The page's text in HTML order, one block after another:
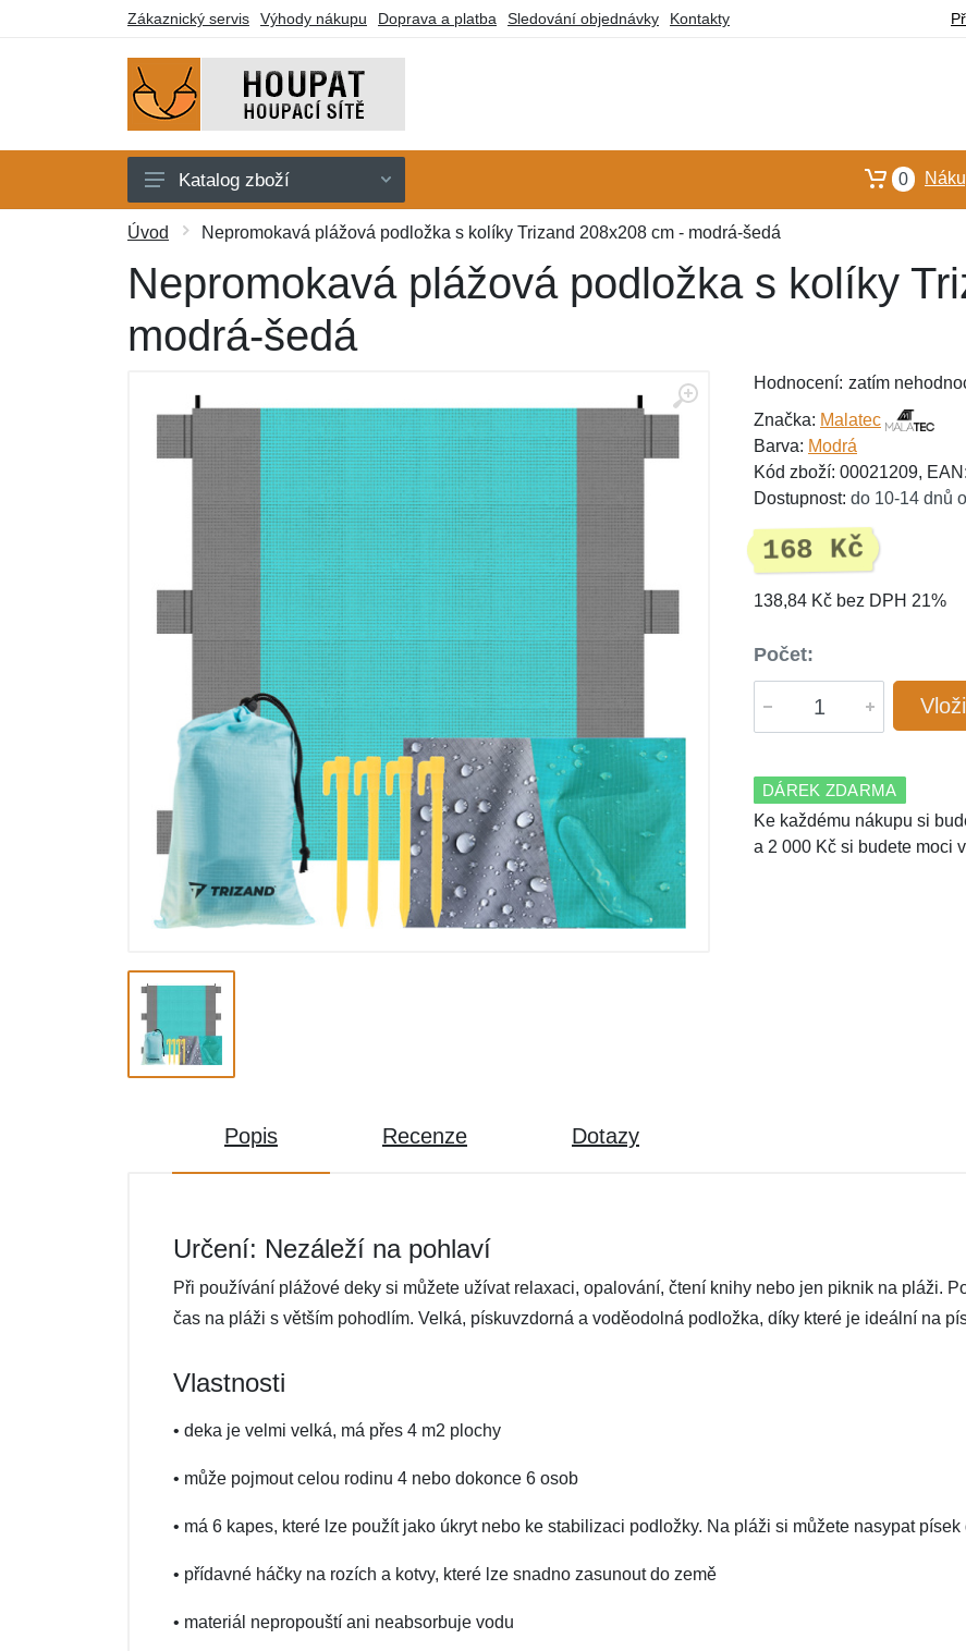
Zákaznický servis Výhody nákupu Doprava a platba Sledování objednávky Kontakty
Houpací sítě
Houpací křesla
Stojany
Deky a lehátka
Dárkové poukazy
Výprodej
Katalog zboží 0
Úvod Nepromokavá plážová podložka s kolíky Trizand 208x208 cm - modrá-šedá
Nepromokavá plážová podložka s kolíky
modrá-šedá
Hodnocení: zatím
Značka: Malatec
Barva: Modrá
Kód zboží: 00021209,
Dostupnost: do 10-14 dnů
168 Kč
138,84 Kč bez DPH 21%
Počet:
DÁREK ZDARMA
Ke každému nákupu si
a 2 000 Kč si budete moci
Popis Recenze Dotazy
Určení: Nezáleží na pohlaví
Při používání plážové deky si můžete užívat relaxaci, opalování, čtení knihy nebo jen piknik na pláži.
čas na pláži s větším pohodlím. Velká, pískuvzdorná a voděodolná podložka, díky které je ideální na
Vlastnosti
• deka je velmi velká, má přes 4 m2 plochy
• může pojmout celou rodinu 4 nebo dokonce 6 osob
• má 6 kapes, které lze použít jako úkryt nebo ke stabilizaci podložky. Na pláži si můžete nasypat
• přídavné háčky na rozích a kotvy, které lze snadno zasunout do země
• materiál nepropouští ani neabsorbuje vodu